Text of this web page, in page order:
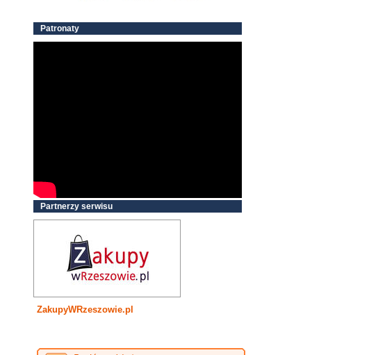
Patronaty
Partnerzy serwisu
ZakupyWRzeszowie.pl